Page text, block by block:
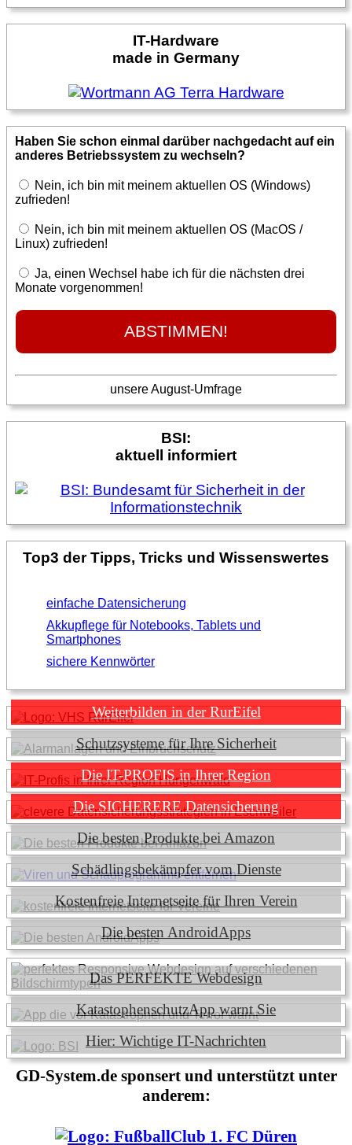
IT-Hardware
made in Germany
Haben Sie schon einmal darüber nachgedacht auf ein
anderes Betriebssystem zu wechseln?
Nein, ich bin mit meinem aktuellen OS (Windows)
zufrieden!
Nein, ich bin mit meinem aktuellen OS (MacOS /
Linux) zufrieden!
Ja, einen Wechsel habe ich für die nächsten drei
Monate vorgenommen!
unsere August-Umfrage
BSI:
aktuell informiert
Top3 der Tipps, Tricks und Wissenswertes
einfache Datensicherung
Akkupflege für Notebooks, Tablets und
Smartphones
sichere Kennwörter
Weiterbilden in der RurEifel
Schutzsysteme für Ihre Sicherheit
Die IT-PROFIS in Ihrer Region
Die SICHERERE Datensicherung
Die besten Produkte bei Amazon
Schädlingsbekämpfer vom Dienste
Kostenfreie Internetseite für Ihren Verein
Die besten AndroidApps
Das PERFEKTE Webdesign
KatastophenschutzApp warnt Sie
Hier: Wichtige IT-Nachrichten
GD-System.de sponsert und unterstützt unter
anderem: